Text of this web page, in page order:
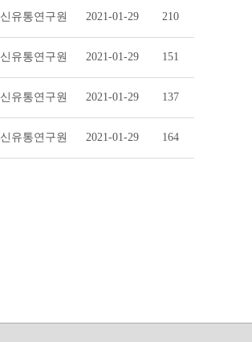
신유통연구원 2021-01-29 210
신유통연구원 2021-01-29 151
신유통연구원 2021-01-29 137
신유통연구원 2021-01-29 164